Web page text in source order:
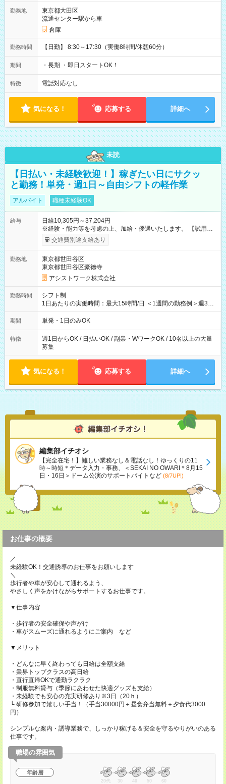
勤務地
東京都大田区
流通センター駅から車
倉庫
勤務時間 【日勤】 8:30～17:30（実働8時間/休憩60分）
期間 ・長期 ・即日スタートOK！
特徴 電話対応なし
気になる！ 応募する 詳細へ
未読
【日払い・未経験歓迎！】稼ぎたい日にサクッ
と勤務！単発・週1日～自由シフトの軽作業
アルバイト 職種未経験OK
給与
日給10,305円～37,204円
※経験・能力等を考慮の上、加給・優遇いたします。 【試用期
間】試用期間なし
交通費別途支給あり
勤務地
東京都世田谷区
東京都世田谷区豪徳寺
アシストワーク株式会社
勤務時間
シフト制
1日あたりの実働時間：最大15時間/日 ＜1週間の勤務例＞週3回
勤務 勤務：月・水・金 休み：火・木・土・日 好きな時にお仕事
可能です！ ※1日あたりの最大実働時間は日勤、夜勤共に勤務し
期間 単発・1日のみOK
特徴
週1日からOK / 日払いOK / 副業・WワークOK / 10名以上の大量
募集
気になる！ 応募する 詳細へ
編集部イチオシ
【完全在宅！】難しい業務なし＆電話なし！ゆっくりの11
時～時短＊データ入力・事務、＜SEKAI NO OWARI＊8月15
日・16日＞ドーム公演のサポートバイトなど (8/7UP!)
お仕事の概要
／
未経験OK！交通誘導のお仕事をお願いします
＼
歩行者や車が安心して通れるよう、
やさしく声をかけながらサポートするお仕事です。
▼仕事内容
・歩行者の安全確保や声がけ
・車がスムーズに通れるようにご案内 など
▼メリット
・どんなに早く終わっても日給は全額支給
・業界トップクラスの高日給
・直行直帰OKで通勤ラクラク
・制服無料貸与（季節にあわせた快適グッズも支給）
・未経験でも安心の充実研修あり※3日（20ｈ）
└ 研修参加で嬉しい手当！（手当30000円＋昼食弁当無料＋夕食代3000
円）
シンプルな案内・誘導業務で、しっかり稼げる＆安全を守るやりがいのある
仕事です。
職場の雰囲気
年齢層
20代 30 40 50 60